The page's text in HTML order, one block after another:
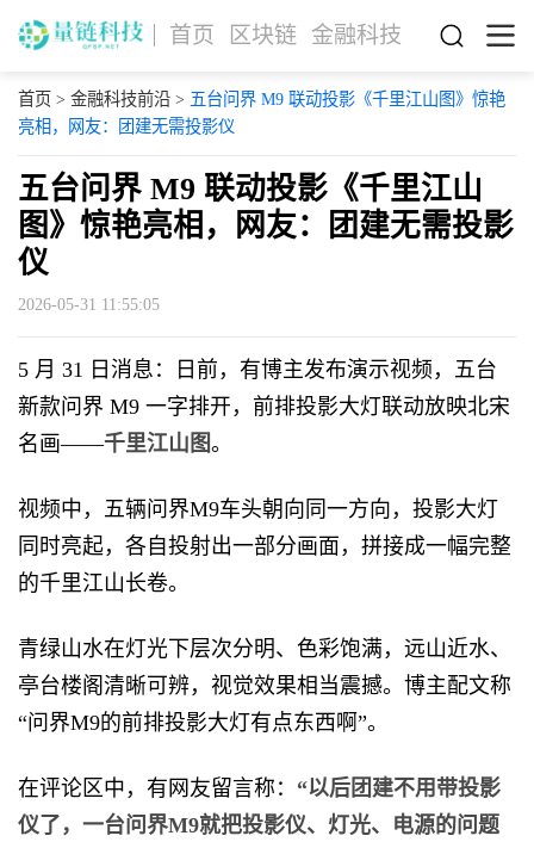
首页 区块链 金融科技
首页 > 金融科技前沿> 五台问界 M9 联动投影《千里江山图》惊艳
亮相，网友：团建无需投影仪
五台问界 M9 联动投影《千里江山
图》惊艳亮相，网友：团建无需投影
仪
2026-05-31 11:55:05
5 月 31 日消息：日前，有博主发布演示视频，五台
新款问界 M9 一字排开，前排投影大灯联动放映北宋
名画——千里江山图。
视频中，五辆问界M9车头朝向同一方向，投影大灯
同时亮起，各自投射出一部分画面，拼接成一幅完整
的千里江山长卷。
青绿山水在灯光下层次分明、色彩饱满，远山近水、
亭台楼阁清晰可辨，视觉效果相当震撼。博主配文称
“问界M9的前排投影大灯有点东西啊”。
在评论区中，有网友留言称： “以后团建不用带投影
仪了，一台问界M9就把投影仪、灯光、电源的问题